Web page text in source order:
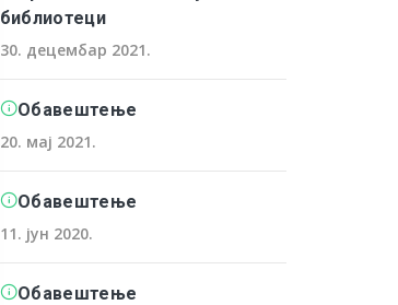
библиотеци
30. децембар 2021.
Обавештење
20. мај 2021.
Обавештење
11. јун 2020.
Обавештење